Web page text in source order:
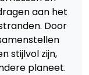
aan het
Door
stijlvol zijn,
planeet.